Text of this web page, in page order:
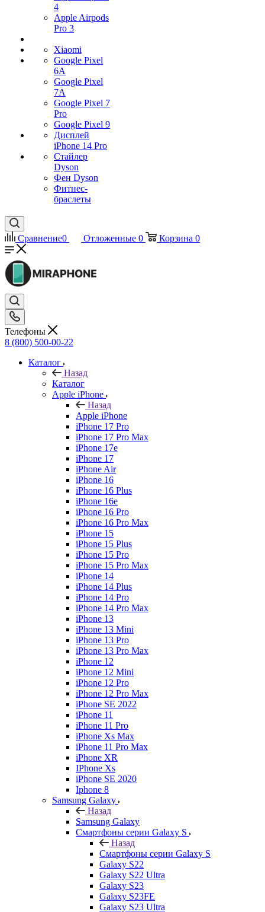
4
Apple Airpods
Pro 3
Xiaomi
Google Pixel
6A
Google Pixel
7А
Google Pixel 7
Pro
Google Pixel 9
Дисплей
iPhone 14 Pro
Стайлер
Dyson
Фен Dyson
Фитнес-
браслеты
Сравнение0 Отложенные 0 Корзина 0
Телефоны
8 (800) 500-00-22
Каталог
Назад
Каталог
Apple iPhone
Назад
Apple iPhone
iPhone 17 Pro
iPhone 17 Pro Max
iPhone 17e
iPhone 17
iPhone Air
iPhone 16
iPhone 16 Plus
iPhone 16e
iPhone 16 Pro
iPhone 16 Pro Max
iPhone 15
iPhone 15 Plus
iPhone 15 Pro
iPhone 15 Pro Max
iPhone 14
iPhone 14 Plus
iPhone 14 Pro
iPhone 14 Pro Max
iPhone 13
iPhone 13 Mini
iPhone 13 Pro
iPhone 13 Pro Max
iPhone 12
iPhone 12 Mini
iPhone 12 Pro
iPhone 12 Pro Max
iPhone SE 2022
iPhone 11
iPhone 11 Pro
iPhone Xs Max
iPhone 11 Pro Max
iPhone XR
IPhone Xs
iPhone SE 2020
Iphone 8
Samsung Galaxy
Назад
Samsung Galaxy
Смартфоны серии Galaxy S
Назад
Смартфоны серии Galaxy S
Galaxy S22
Galaxy S22 Ultra
Galaxy S23
Galaxy S23FE
Galaxy S23 Ultra